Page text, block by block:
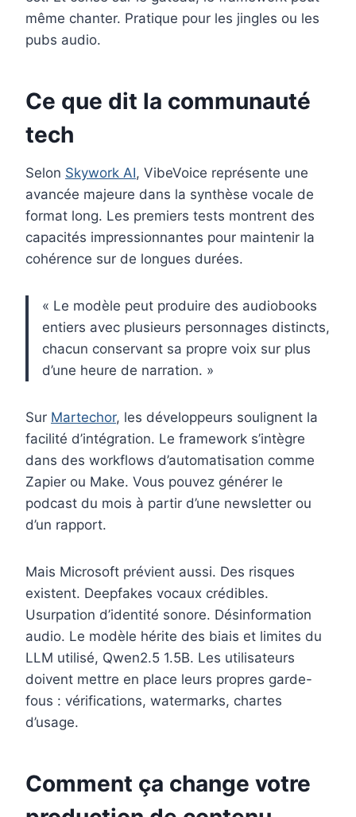
même chanter. Pratique pour les jingles ou les
pubs audio.
Ce que dit la communauté
tech
Selon Skywork AI, VibeVoice représente une
avancée majeure dans la synthèse vocale de
format long. Les premiers tests montrent des
capacités impressionnantes pour maintenir la
cohérence sur de longues durées.
« Le modèle peut produire des audiobooks
entiers avec plusieurs personnages distincts,
chacun conservant sa propre voix sur plus
d’une heure de narration. »
Sur Martechor, les développeurs soulignent la
facilité d’intégration. Le framework s’intègre
dans des workflows d’automatisation comme
Zapier ou Make. Vous pouvez générer le
podcast du mois à partir d’une newsletter ou
d’un rapport.
Mais Microsoft prévient aussi. Des risques
existent. Deepfakes vocaux crédibles.
Usurpation d’identité sonore. Désinformation
audio. Le modèle hérite des biais et limites du
LLM utilisé, Qwen2.5 1.5B. Les utilisateurs
doivent mettre en place leurs propres garde-
fous : vérifications, watermarks, chartes
d’usage.
Comment ça change votre